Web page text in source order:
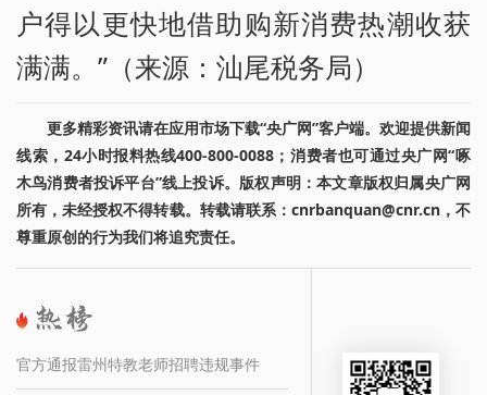
户得以更快地借助购新消费热潮收获
满满。”（来源：汕尾税务局）
更多精彩资讯请在应用市场下载“央广网”客户端。欢迎提供新闻
线索，24小时报料热线400-800-0088；消费者也可通过央广网“啄
木鸟消费者投诉平台”线上投诉。版权声明：本文章版权归属央广网
所有，未经授权不得转载。转载请联系：cnrbanquan@cnr.cn，不
尊重原创的行为我们将追究责任。
官方通报雷州特教老师招聘违规事件